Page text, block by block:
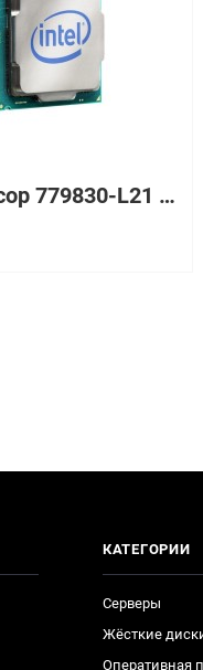
Процессор 779830-L21 HP 3000Mhz
КАТЕГОРИИ
Серверы
Жёсткие
Оперативная